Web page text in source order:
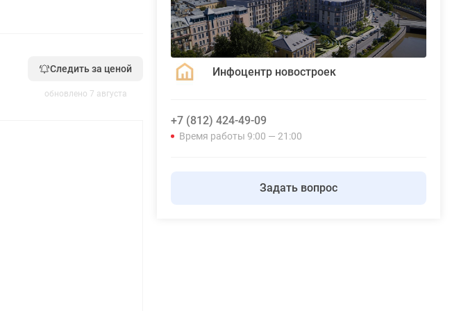
Следить за ценой
обновлено 7 августа
Инфоцентр новостроек
+7 (812) 424-49-09
Время работы 9:00 — 21:00
Задать вопрос